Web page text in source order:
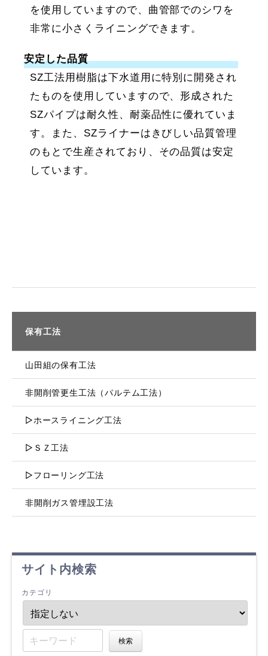
を使用していますので、曲管部でのシワを
非常に小さくライニングできます。
安定した品質
SZ工法用樹脂は下水道用に特別に開発され
たものを使用していますので、形成された
SZパイプは耐久性、耐薬品性に優れていま
す。また、SZライナーはきびしい品質管理
のもとで生産されており、その品質は安定
しています。
保有工法
山田組の保有工法
非開削管更生工法（パルテム工法）
▷ホースライニング工法
▷ＳＺ工法
▷フローリング工法
非開削ガス管埋設工法
サイト内検索
カテゴリ